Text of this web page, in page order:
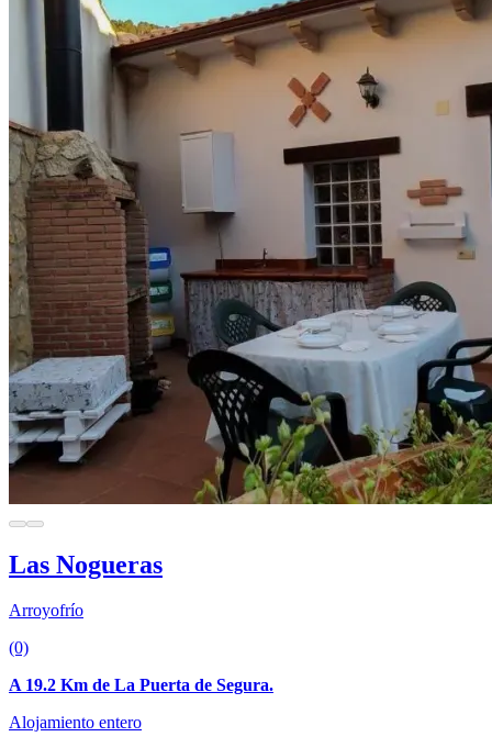
Las Nogueras
Arroyofrío
(0)
A 19.2 Km de La Puerta de Segura.
Alojamiento entero